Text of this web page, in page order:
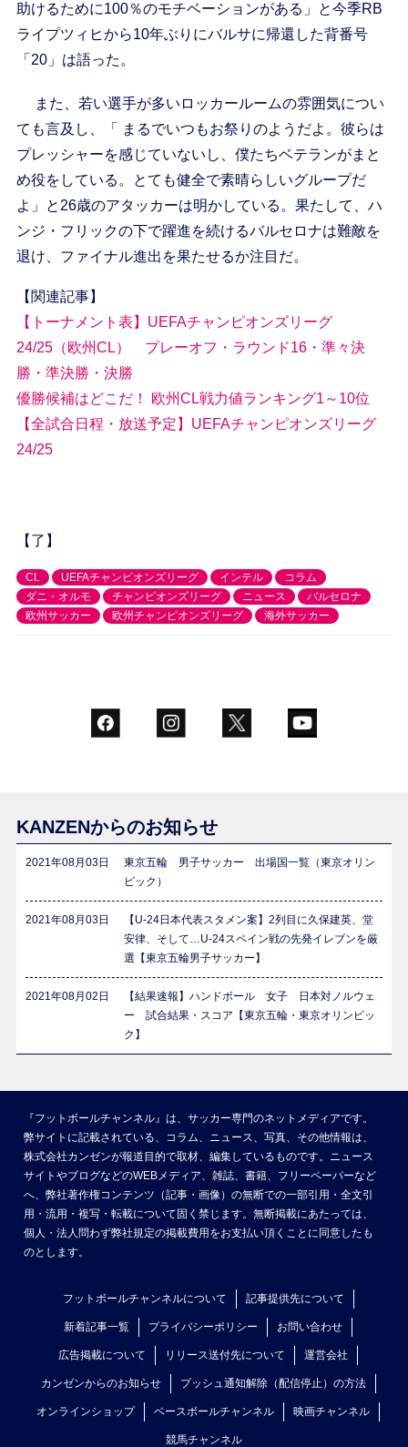
助けるために100％のモチベーションがある」と今季RB
ライプツィヒから10年ぶりにバルサに帰還した背番号
「20」は語った。
また、若い選手が多いロッカールームの雰囲気につい
ても言及し、「 まるでいつもお祭りのようだよ。彼らは
プレッシャーを感じていないし、僕たちベテランがまと
め役をしている。とても健全で素晴らしいグループだ
よ」と26歳のアタッカーは明かしている。果たして、ハ
ンジ・フリックの下で躍進を続けるバルセロナは難敵を
退け、ファイナル進出を果たせるか注目だ。
【関連記事】
【トーナメント表】UEFAチャンピオンズリーグ
24/25（欧州CL） プレーオフ・ラウンド16・準々決
勝・準決勝・決勝
優勝候補はどこだ！ 欧州CL戦力値ランキング1～10位
【全試合日程・放送予定】UEFAチャンピオンズリーグ
24/25
【了】
CL UEFAチャンピオンズリーグ インテル
コラム
ダニ・オルモ
チャンピオンズリーグ ニュース
バルセロナ
欧州サッカー
欧州チャンピオンズリーグ 海外サッカー
KANZENからのお知らせ
2021年08月03日
東京五輪 男子サッカー 出場国一覧（東京オリン
ピック）
2021年08月03日
【U-24日本代表スタメン案】2列目に久保建英、堂
安律、そして…U-24スペイン戦の先発イレブンを厳
選【東京五輪男子サッカー】
2021年08月02日
【結果速報】ハンドボール 女子 日本対ノルウェ
ー 試合結果・スコア【東京五輪・東京オリンピッ
ク】
『フットボールチャンネル』は、サッカー専門のネットメディアです。
弊サイトに記載されている、コラム、ニュース、写真、その他情報は、
株式会社カンゼンが報道目的で取材、編集しているものです。ニュース
サイトやブログなどのWEBメディア、雑誌、書籍、フリーペーパーなど
へ、弊社著作権コンテンツ（記事・画像）の無断での一部引用・全文引
用・流用・複写・転載について固く禁じます。無断掲載にあたっては、
個人・法人問わず弊社規定の掲載費用をお支払い頂くことに同意したも
のとします。
フットボールチャンネルについて 記事提供先について
新着記事一覧 プライバシーポリシー お問い合わせ
広告掲載について リリース送付先について 運営会社
カンゼンからのお知らせ プッシュ通知解除（配信停止）の方法
オンラインショップ ベースボールチャンネル 映画チャンネル
競馬チャンネル